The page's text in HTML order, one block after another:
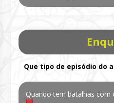
Que tipo de episódio do
Quando tem batalhas com